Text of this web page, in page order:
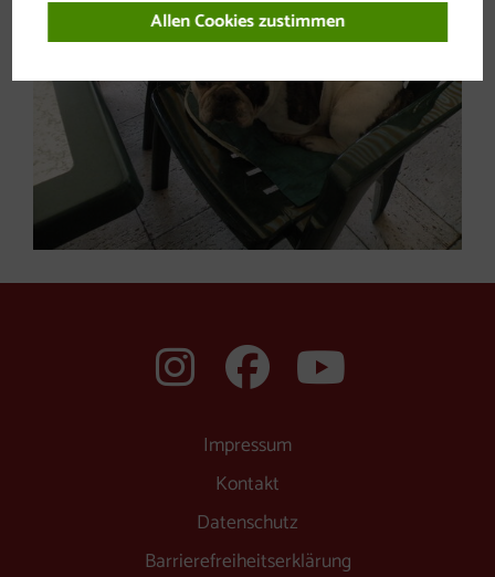
auf Instagram
auf
Impressum
Kontakt
Datenschutz
Barrierefreiheitserklärung
Allen Cookies zustimmen